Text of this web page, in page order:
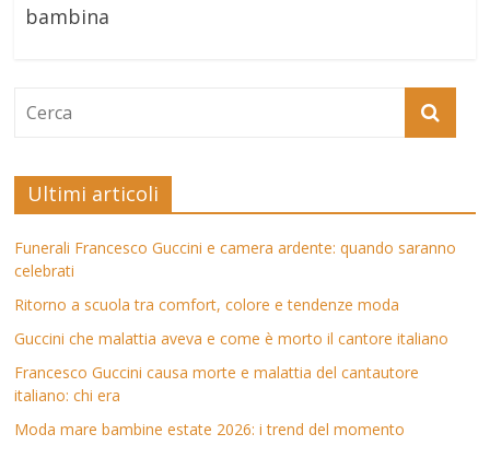
bambina
Ultimi articoli
Funerali Francesco Guccini e camera ardente: quando saranno
celebrati
Ritorno a scuola tra comfort, colore e tendenze moda
Guccini che malattia aveva e come è morto il cantore italiano
Francesco Guccini causa morte e malattia del cantautore
italiano: chi era
Moda mare bambine estate 2026: i trend del momento